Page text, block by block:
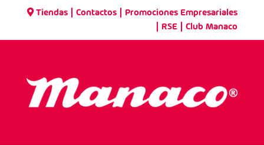
Tiendas |Contactos Promociones Empresariales
RSE |Club Manaco